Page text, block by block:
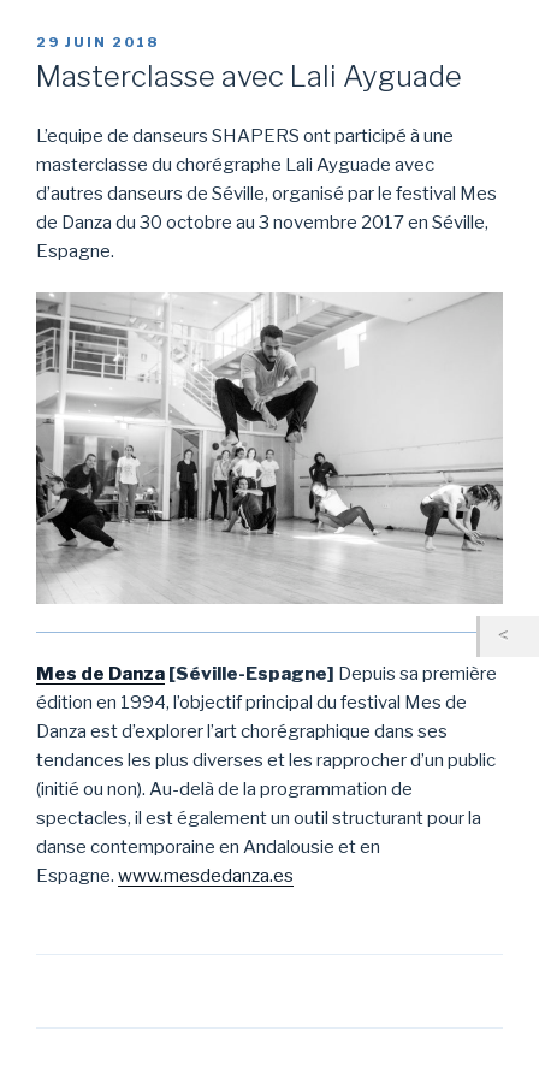
PUBLIÉ
LE
29 JUIN 2018
Masterclasse avec Lali Ayguade
L’equipe de danseurs SHAPERS ont participé à une
masterclasse du chorégraphe Lali Ayguade avec
d’autres danseurs de Séville, organisé par le festival Mes
de Danza du 30 octobre au 3 novembre 2017 en Séville,
Espagne.
Mes de Danza [Séville-Espagne] Depuis sa première
édition en 1994, l’objectif principal du festival Mes de
Danza est d’explorer l’art chorégraphique dans ses
tendances les plus diverses et les rapprocher d’un public
(initié ou non). Au-delà de la programmation de
spectacles, il est également un outil structurant pour la
danse contemporaine en Andalousie et en
Espagne. www.mesdedanza.es